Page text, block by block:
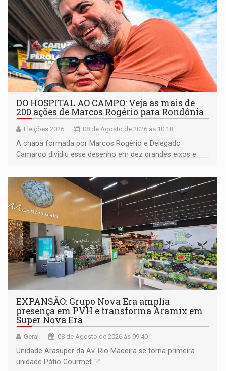
DO HOSPITAL AO CAMPO: Veja as mais de
200 ações de Marcos Rogério para Rondônia
Eleições 2026 08 de Agosto de 2026 às 10:18
A chapa formada por Marcos Rogério e Delegado
Camargo dividiu esse desenho em dez grandes eixos e
EXPANSÃO: Grupo Nova Era amplia
presença em PVH e transforma Aramix em
Super Nova Era
Geral 08 de Agosto de 2026 às 09:40
Unidade Arasuper da Av. Rio Madeira se torna primeira
unidade Pátio Gourmet